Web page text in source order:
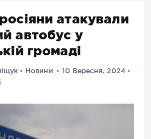
атакували
автобус у
громаді
Новини
10 Вересня, 2024